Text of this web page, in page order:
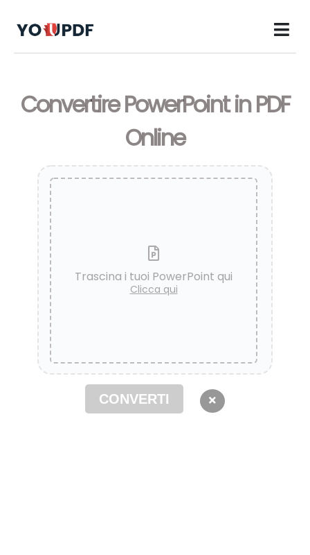
Convertire PowerPoint in PDF
Online
Trascina i tuoi PowerPoint qui
Clicca qui
CONVERTI